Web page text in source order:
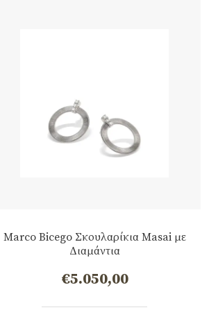
Marco Bicego Σκουλαρίκια Masai με
Διαμάντια
€5.050,00